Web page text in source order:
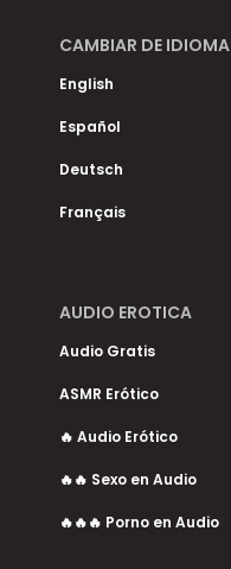
CAMBIAR DE IDIOMA
English
Español
Deutsch
Français
AUDIO EROTICA
Audio Gratis
ASMR Erótico
🔥 Audio Erótico
🔥🔥 Sexo en Audio
🔥🔥🔥 Porno en Audio